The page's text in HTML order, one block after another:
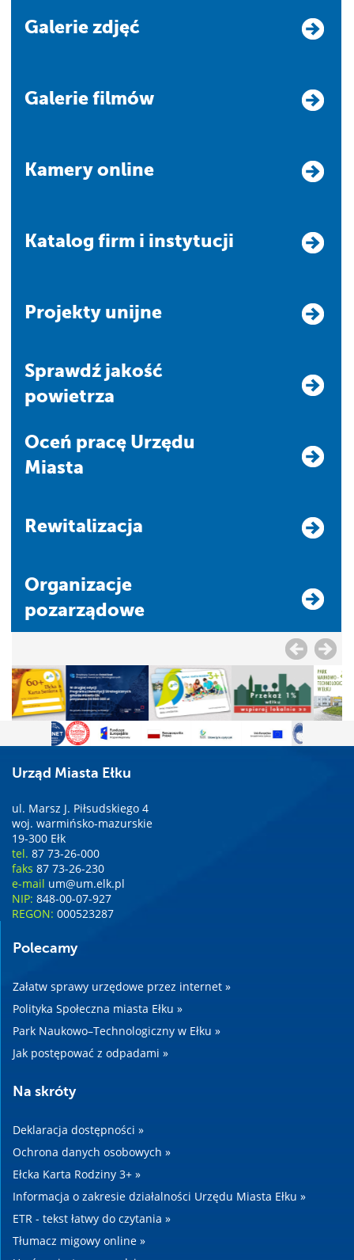
Galerie zdjęć
Galerie filmów
Kamery online
Katalog firm i instytucji
Projekty unijne
Sprawdź jakość
powietrza
Oceń pracę Urzędu
Miasta
Rewitalizacja
Organizacje
pozarządowe
Urząd Miasta Ełku
ul. Marsz J. Piłsudskiego 4
woj. warmińsko-mazurskie
19-300 Ełk
tel. 87 73-26-000
faks 87 73-26-230
e-mail um@um.elk.pl
NIP: 848-00-07-927
REGON: 000523287
Polecamy
Załatw sprawy urzędowe przez internet »
Polityka Społeczna miasta Ełku »
Park Naukowo–Technologiczny w Ełku »
Jak postępować z odpadami »
Na skróty
Deklaracja dostępności »
Ochrona danych osobowych »
Ełcka Karta Rodziny 3+ »
Informacja o zakresie działalności Urzędu Miasta Ełku »
ETR - tekst łatwy do czytania »
Tłumacz migowy online »